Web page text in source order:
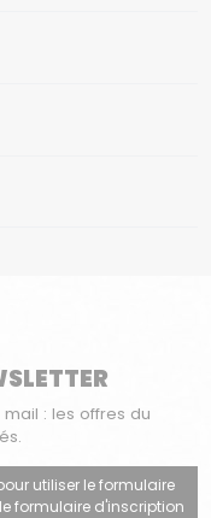
: les offres du
utiliser le formulaire
formulaire d'inscription